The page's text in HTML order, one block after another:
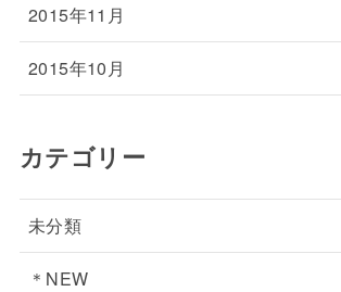
2015年11月
2015年10月
カテゴリー
未分類
＊NEW